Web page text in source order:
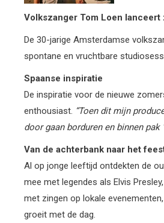
Volkszanger Tom Loen lanceert
De 30-jarige Amsterdamse
spontane en vruchtbare
Spaanse inspiratie
De inspiratie voor de nieuwe
enthousiast. “Toen dit mijn
door gaan borduren en binnen pak
Van de achterbank naar het
Al op jonge leeftijd ontdekten de
mee met legendes als Elvis
met zingen op lokale
groeit met de dag.